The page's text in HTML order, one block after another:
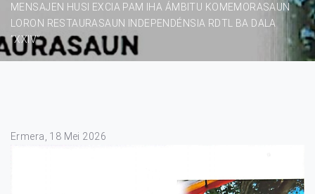
MENSAJEN HUSI EXCIA PAM IHA ÁMBITU KOMEMORASAUN
LORON RESTAURASAUN INDEPENDÉNSIA RDTL BA DALA
”XXIV”
Ermera, 18 Mei 2026